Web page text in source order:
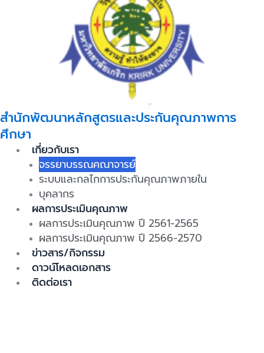
สำนักพัฒนาหลักสูตรและประกันคุณภาพการ
ศึกษา
เกี่ยวกับเรา
จรรยาบรรณคณาจารย์
ระบบและกลไกการประกันคุณภาพภายใน
บุคลากร
ผลการประเมินคุณภาพ
ผลการประเมินคุณภาพ ปี 2561-2565
ผลการประเมินคุณภาพ ปี 2566-2570
ข่าวสาร/กิจกรรม
ดาวน์โหลดเอกสาร
ติดต่อเรา